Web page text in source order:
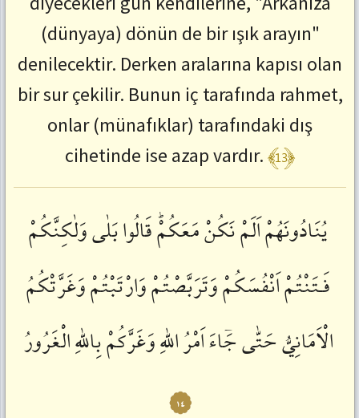
(dünyaya) dönün de bir ışık arayın"
denilecektir. Derken aralarına kapısı olan
bir sur çekilir. Bunun iç tarafında rahmet,
onlar (münafıklar) tarafındaki dış
cihetinde ise azap vardır.﴾13﴿
يُنَادُونَهُمْاَلَمْنَكُنْمَعَكُمْؕقَالُوابَلٰىوَلٰكِنَّكُمْ
فَـتَنْتُمْاَنْفُسَكُمْوَتَرَبَّصْتُمْوَارْتَبْتُمْوَغَرَّتْكُمُ
الْاَمَانِيُّحَتّٰىجَٓاءَاَمْرُاللّٰهِوَغَرَّكُمْبِاللّٰهِالْغَرُورُ
١٤